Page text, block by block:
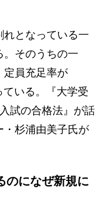
となっている一
。そのうちの一
定員充足率が
いる。『大学受
試の合格法』が話
・杉浦由美子氏が
のになぜ新規に